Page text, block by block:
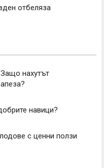
отбеляза
нахутът
навици?
с ценни ползи